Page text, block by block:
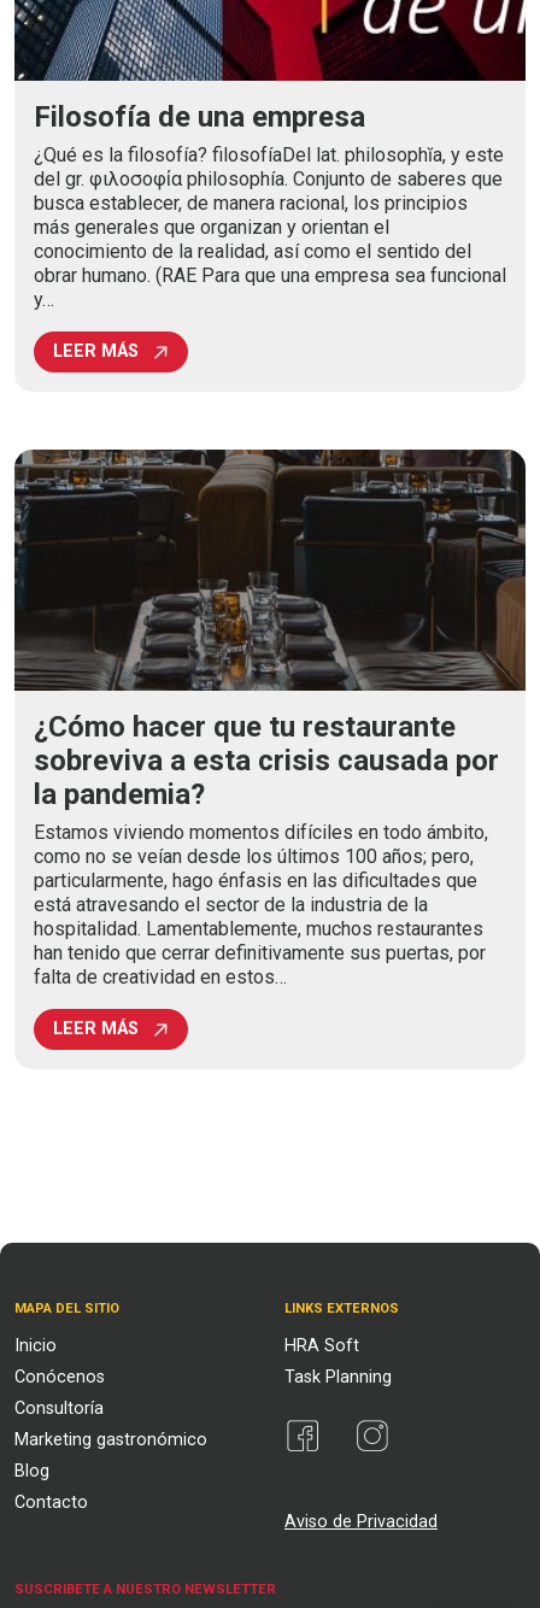
Filosofía de una empresa
¿Qué es la filosofía? filosofíaDel lat. philosophĭa, y este
del gr. φιλοσοφία philosophía. Conjunto de saberes que
busca establecer, de manera racional, los principios
más generales que organizan y orientan el
conocimiento de la realidad, así como el sentido del
obrar humano. (RAE Para que una empresa sea funcional
y…
LEER MÁS
¿Cómo hacer que tu restaurante
sobreviva a esta crisis causada por
la pandemia?
Estamos viviendo momentos difíciles en todo ámbito,
como no se veían desde los últimos 100 años; pero,
particularmente, hago énfasis en las dificultades que
está atravesando el sector de la industria de la
hospitalidad. Lamentablemente, muchos restaurantes
han tenido que cerrar definitivamente sus puertas, por
falta de creatividad en estos…
LEER MÁS
MAPA DEL SITIO
Inicio
Conócenos
Consultoría
Marketing gastronómico
Blog
Contacto
LINKS EXTERNOS
HRA Soft
Task Planning
Aviso de Privacidad
SUSCRIBETE A NUESTRO NEWSLETTER